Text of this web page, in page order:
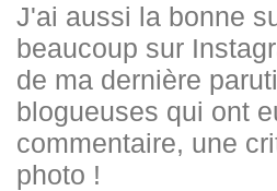
J'ai aussi la bonne
beaucoup sur
de ma dernière
blogueuses qui ont
commentaire, une
photo !